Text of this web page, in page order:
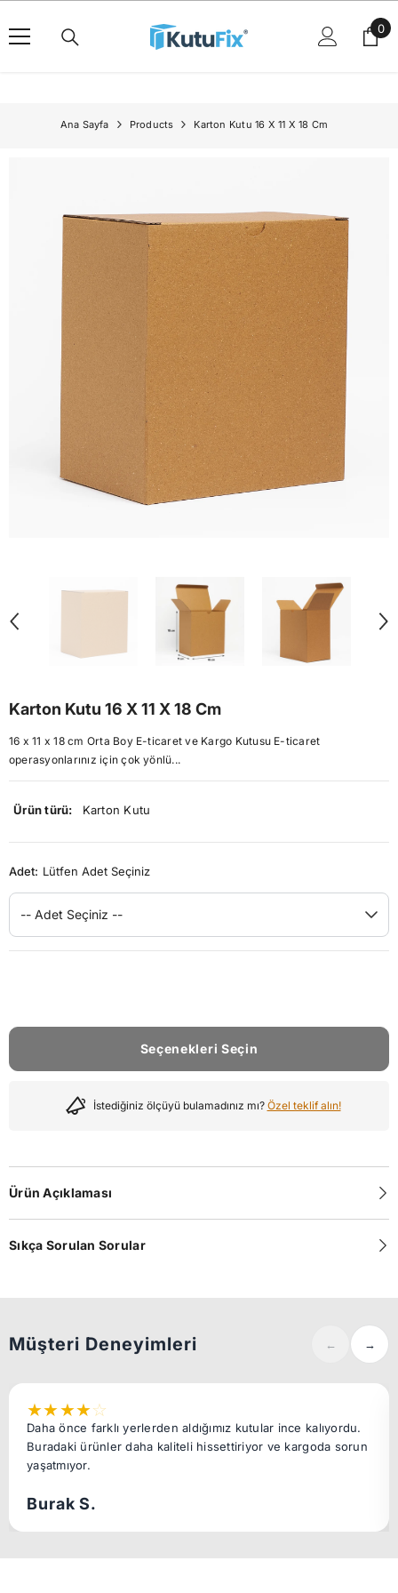
0
0
Ana Sayfa Products Karton Kutu 16 X 11 X 18 Cm
Karton Kutu 16 X 11 X 18 Cm
16 x 11 x 18 cm Orta Boy E-ticaret ve Kargo Kutusu E-ticaret
operasyonlarınız için çok yönlü...
Ürün türü: Karton Kutu
Adet: Lütfen Adet Seçiniz
-- Adet Seçiniz --
Seçenekleri Seçin
İstediğiniz ölçüyü bulamadınız mı? Özel teklif alın!
Ürün Açıklaması
Sıkça Sorulan Sorular
Müşteri Deneyimleri ← →
★★★★☆
Daha önce farklı yerlerden aldığımız kutular ince kalıyordu.
Buradaki ürünler daha kaliteli hissettiriyor ve kargoda sorun
yaşatmıyor.
Burak S.